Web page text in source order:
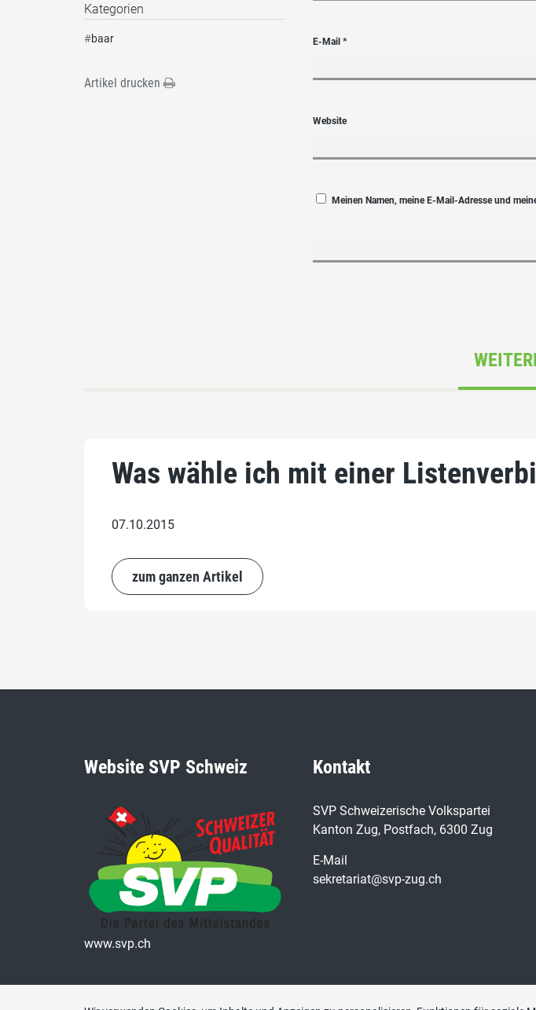
E-Mail*
Website
Meinen Namen, meine E-Mail-Adresse und
Kategorien
#baar
Artikel drucken
Was wähle ich mit einer
07.10.2015
zum ganzen Artikel
Website SVP Schweiz
www.svp.ch
Kontakt
SVP Schweizerische Volkspartei
Kanton Zug, Postfach, 6300 Zug
E-Mail
sekretariat@svp-zug.ch